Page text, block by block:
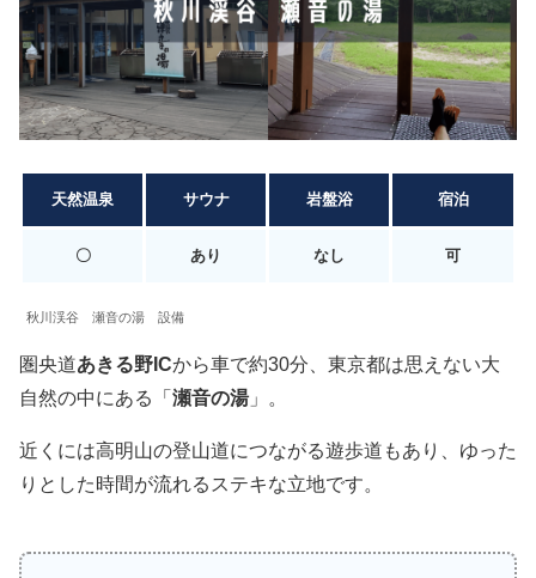
天然温泉 サウナ 岩盤浴 宿泊
〇 あり なし 可
秋川渓谷 瀬音の湯 設備
圏央道あきる野ICから車で約30分、東京都は思えない大
自然の中にある「 瀬音の湯」。
近くには高明山の登山道につながる遊歩道もあり、ゆった
りとした時間が流れるステキな立地です。